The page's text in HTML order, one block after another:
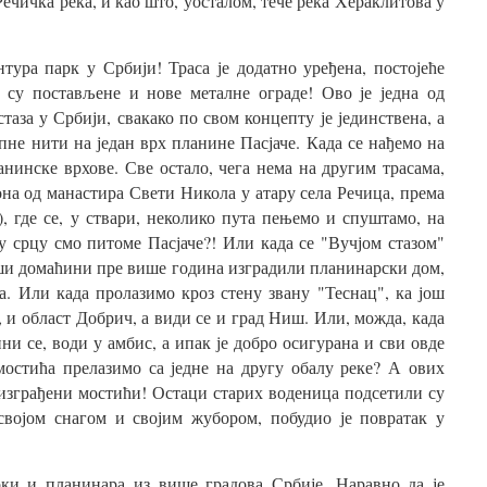
парк у Србији! Траса је додатно уређена, постојеће
су постављене и нове металне ограде! Ово је једна од
у Србији, свакако по свом концепту је јединствена, а
нити на један врх планине Пасјаче. Када се нађемо на
врхове. Све остало, чега нема на другим трасама,
од манастира Свети Никола у атару села Речица, према
где се, у ствари, неколико пута пењемо и спуштамо, на
смо питоме Пасјаче?! Или када се "Вучјом стазом"
пре више година изградили планинарски дом,
Или када пролазимо кроз стену звану "Теснац", ка још
и област Добрич, а види се и град Ниш. Или, можда, када
се, води у амбис, а ипак је добро осигурана и сви овде
прелазимо са једне на другу обалу реке? А ових
мостићи! Остаци старих воденица подсетили су
снагом и својим жубором, побудио је повратак у